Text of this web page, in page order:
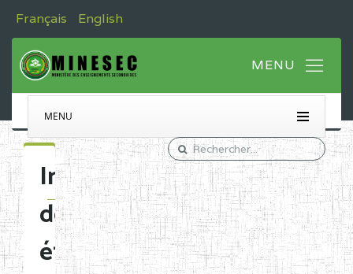
Français English
MENU
Immatriculation
des
établissements